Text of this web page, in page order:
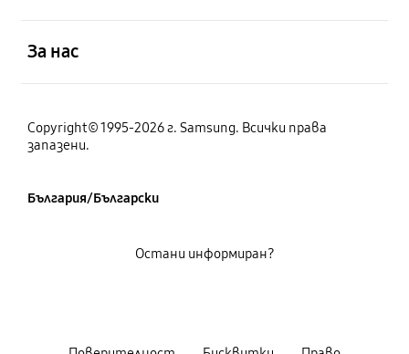
За нас
Copyright© 1995-2026 г. Samsung. Всички права
запазени.
България/Български
Остани информиран?